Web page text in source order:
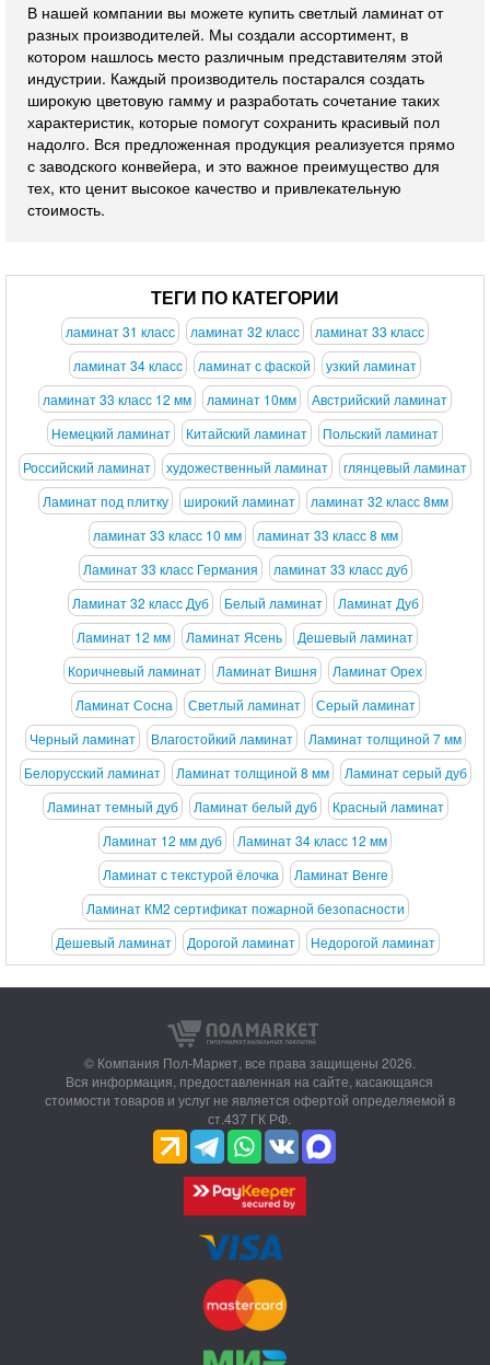
В нашей компании вы можете купить светлый ламинат от
разных производителей. Мы создали ассортимент, в
котором нашлось место различным представителям этой
индустрии. Каждый производитель постарался создать
широкую цветовую гамму и разработать сочетание таких
характеристик, которые помогут сохранить красивый пол
надолго. Вся предложенная продукция реализуется прямо
с заводского конвейера, и это важное преимущество для
тех, кто ценит высокое качество и привлекательную
стоимость.
ТЕГИ ПО КАТЕГОРИИ
ламинат 31 класс ламинат 32 класс
ламинат 33 класс
ламинат 34 класс
ламинат с фаской
узкий ламинат
ламинат 33 класс 12 мм
ламинат 10мм
Австрийский ламинат
Немецкий ламинат
Китайский ламинат
Польский ламинат
Российский ламинат
художественный ламинат
глянцевый ламинат
Ламинат под плитку
широкий ламинат
ламинат 32 класс 8мм
ламинат 33 класс 10 мм
ламинат 33 класс 8 мм
Ламинат 33 класс Германия
ламинат 33 класс дуб
Ламинат 32 класс Дуб
Белый ламинат
Ламинат Дуб
Ламинат 12 мм
Ламинат Ясень
Дешевый ламинат
Коричневый ламинат
Ламинат Вишня
Ламинат Орех
Ламинат Сосна
Светлый ламинат
Серый ламинат
Черный ламинат
Влагостойкий ламинат
Ламинат толщиной 7 мм
Белорусский ламинат
Ламинат толщиной 8 мм
Ламинат серый дуб
Ламинат темный дуб
Ламинат белый дуб
Красный ламинат
Ламинат 12 мм дуб
Ламинат 34 класс 12 мм
Ламинат с текстурой ёлочка
Ламинат Венге
Ламинат КМ2 сертификат пожарной безопасности
Дешевый ламинат
Дорогой ламинат Недорогой ламинат
© Компания Пол-Маркет, все права защищены 2026.
Вся информация, предоставленная на сайте, касающаяся
стоимости товаров и услуг не является офертой определяемой в
ст.437 ГК РФ.